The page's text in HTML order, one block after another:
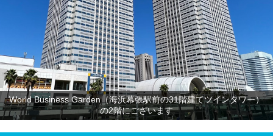
World Business Garden（海浜幕張駅前の31階建てツインタワー）
の2階にございます